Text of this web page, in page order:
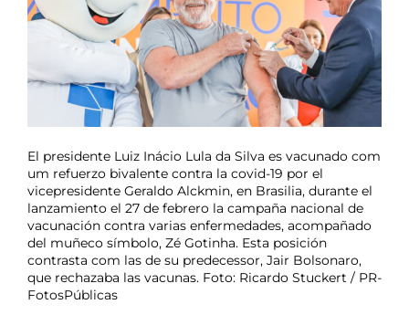
El presidente Luiz Inácio Lula da Silva es vacunado com
um refuerzo bivalente contra la covid-19 por el
vicepresidente Geraldo Alckmin, en Brasilia, durante el
lanzamiento el 27 de febrero la campaña nacional de
vacunación contra varias enfermedades, acompañado
del muñeco símbolo, Zé Gotinha. Esta posición
contrasta com las de su predecessor, Jair Bolsonaro,
que rechazaba las vacunas. Foto: Ricardo Stuckert / PR-
FotosPúblicas